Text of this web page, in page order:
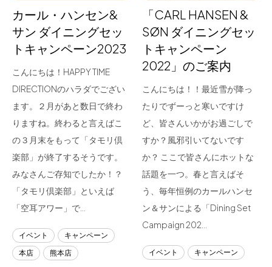
カール・ハンセン&
サン ダイニングセッ
トキャンペーン2023
こんにちは！HAPPY TIME
DIRECTIONのハラダでござい
ます。２月があと数日で終わ
りますね。終わると言えばこ
の３月末をもって「タモリ倶
楽部」が終了するそうです。
みなさんご存知でしたか！？
「タモリ倶楽部」といえば
「空耳アワー」で…
イベント
キャンペーン
本店
熊本店
「CARL HANSEN &
SØN ダイニングセッ
トキャンペーン
2022」のご案内
こんにちは！！最近雪が降っ
たりでずーっと寒いですけ
ど、皆さんいかがお過ごしで
すか？風邪引いてないです
か？ ここで皆さんにホットな
話題を一つ。春と言えばそ
う、毎年恒例のカールハンセ
ン＆サンによる「Dining Set
Campaign 202…
イベント キャンペーン